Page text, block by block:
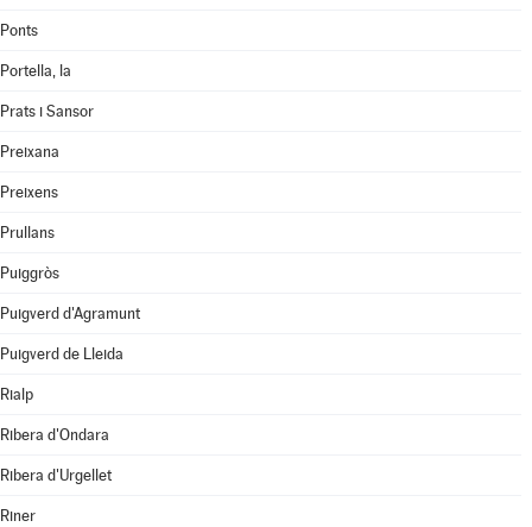
Ponts
Portella, la
Prats i Sansor
Preixana
Preixens
Prullans
Puiggròs
Puigverd d'Agramunt
Puigverd de Lleida
Rialp
Ribera d'Ondara
Ribera d'Urgellet
Riner